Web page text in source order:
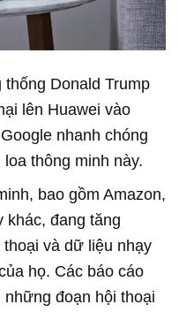
Donald Trump
lên Huawei vào
nhanh chóng
thông minh này.
bao gồm Amazon,
khác, đang tăng
và dữ liệu nhạy
họ. Các báo cáo
đoạn hội thoại